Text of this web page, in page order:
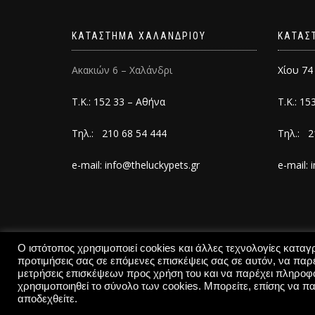
ΚΑΤΑΣΤΗΜΑ ΧΑΛΑΝΔΡΙΟΥ
Ακακιών 6 – Χαλάνδρι
Τ.Κ.: 152 33 – Αθήνα
Τηλ.: 210 68 54 444
e-mail: info@theluckypets.gr
Χίου
Τ.Κ.:
Τηλ.:
e-mail:
The Lucky Pets 2025-All rights reserved | Created by
Ο ιστότοπος χρησιμοποιεί cookies και άλλες τεχνολογίες
προτιμήσεις σας σε επόμενες επισκέψεις σας σε αυτόν, να
μετρήσεις επισκέψεων προς χρήση του και να παρέχει
χρησιμοποιηθεί το σύνολο των cookies. Μπορείτε, επίσης να
αποδεχθείτε.